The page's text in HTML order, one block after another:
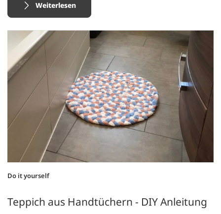
Weiterlesen
Do it yourself
Teppich aus Handtüchern - DIY Anleitung